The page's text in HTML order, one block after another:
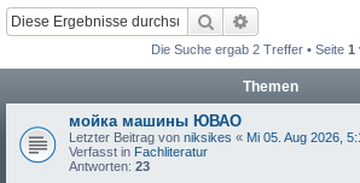
Suche
Die Suche ergab 2 Treffer • Seite 1
Themen
мойка машины ЮВАО
Letzter Beitrag von niksikes « Mi 05. Aug 2026,
Verfasst in Fachliteratur
Antworten: 23